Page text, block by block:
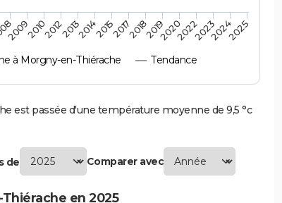
à Morgny-en-Thiérache Tendance
2014
2009201020122013 201520172018201920202022202320242025
est passée d'une température moyenne de 9,5 °c
de Comparer avec
en 2025